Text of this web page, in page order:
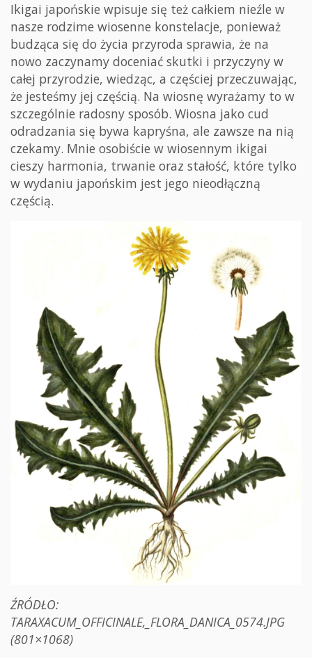
Ikigai japońskie wpisuje się też całkiem nieźle w
nasze rodzime wiosenne konstelacje, ponieważ
budząca się do życia przyroda sprawia, że na
nowo zaczynamy doceniać skutki i przyczyny w
całej przyrodzie, wiedząc, a częściej przeczuwając,
że jesteśmy jej częścią. Na wiosnę wyrażamy to w
szczególnie radosny sposób. Wiosna jako cud
odradzania się bywa kapryśna, ale zawsze na nią
czekamy. Mnie osobiście w wiosennym ikigai
cieszy harmonia, trwanie oraz stałość, które tylko
w wydaniu japońskim jest jego nieodłączną
częścią.
ŹRÓDŁO:
TARAXACUM_OFFICINALE,_FLORA_DANICA_0574.JPG
(801×1068)